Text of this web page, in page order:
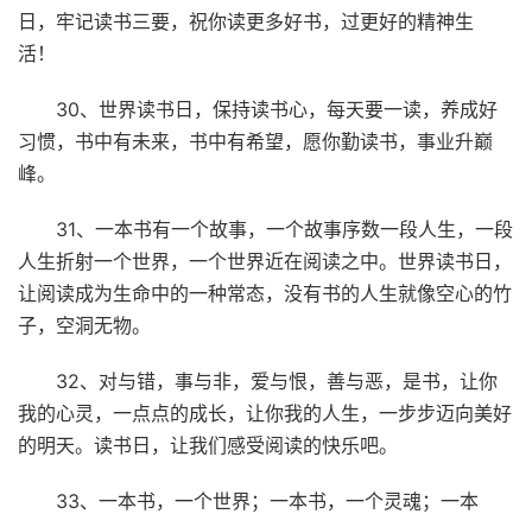
日，牢记读书三要，祝你读更多好书，过更好的精神生
活！
30、世界读书日，保持读书心，每天要一读，养成好
习惯，书中有未来，书中有希望，愿你勤读书，事业升巅
峰。
31、一本书有一个故事，一个故事序数一段人生，一段
人生折射一个世界，一个世界近在阅读之中。世界读书日，
让阅读成为生命中的一种常态，没有书的人生就像空心的竹
子，空洞无物。
32、对与错，事与非，爱与恨，善与恶，是书，让你
我的心灵，一点点的成长，让你我的人生，一步步迈向美好
的明天。读书日，让我们感受阅读的快乐吧。
33、一本书，一个世界；一本书，一个灵魂；一本